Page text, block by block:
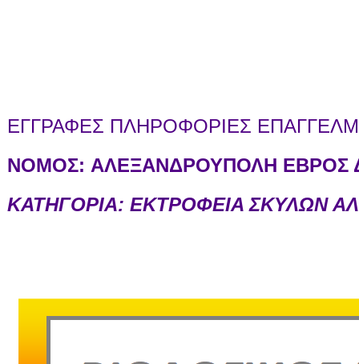
ΕΓΓΡΑΦΕΣ ΠΛΗΡΟΦΟΡΙΕΣ
ΝΟΜΟΣ: ΑΛΕΞΑΝΔΡΟΥΠΟΛΗ ΕΒΡΟΣ
ΚΑΤΗΓΟΡΙΑ: ΕΚΤΡΟΦΕΙΑ ΣΚΥΛΩΝ